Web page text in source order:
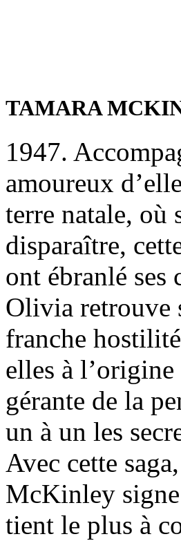
TAMARA
1947.
amoureux
terre natale, où
disparaître,
ont ébranlé ses
Olivia retrouve
franche
elles à
gérante de la
un à un les
Avec cette
McKinley
tient le plus à